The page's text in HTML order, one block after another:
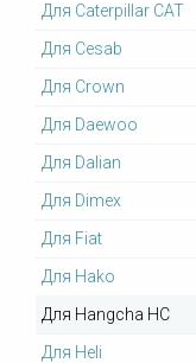
Для Caterpillar CAT
Для Cesab
Для Crown
Для Daewoo
Для Dalian
Для Dimex
Для Fiat
Для Hako
Для Hangcha HC
Для Heli